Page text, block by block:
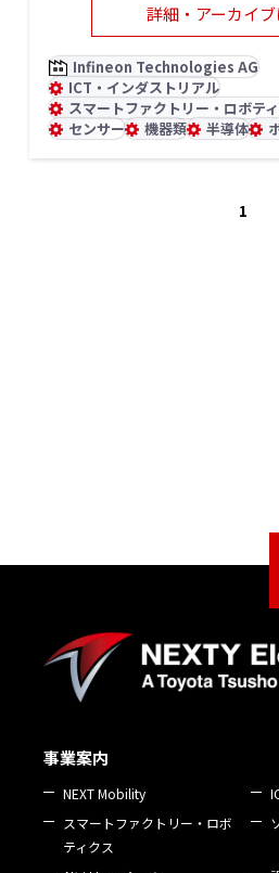
詳細・アーカイ
Infineon Technologies AG
ICT・インダストリアル
スマートファクトリー・ロボテ
センサー
機器類 半導体
1
事業案内
NEXT Mobility
スマートファクトリー・ロボ
ティクス